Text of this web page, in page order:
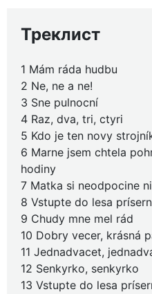
Треклист
1 Mám ráda hudbu
2 Ne, ne a ne!
3 Sne pulnocní
4 Raz, dva, tri, ctyri
5 Kdo je ten novy
6 Marne jsem chtela
hodiny
7 Matka si neodpocine
8 Vstupte do lesa
9 Chudy mne mel rád
10 Dobry vecer, krásná
11 Jednadvacet,
12 Senkyrko, senkyrko
13 Vstupte do lesa